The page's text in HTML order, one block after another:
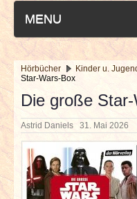
MENU
NEUESTE ARTIKEL
NEWS & DATES
BERICHTE
VERLOSUNGEN
Hörbücher Kinder u.
Star-Wars-Box
Die große
Astrid Daniels 31. Mai 2026